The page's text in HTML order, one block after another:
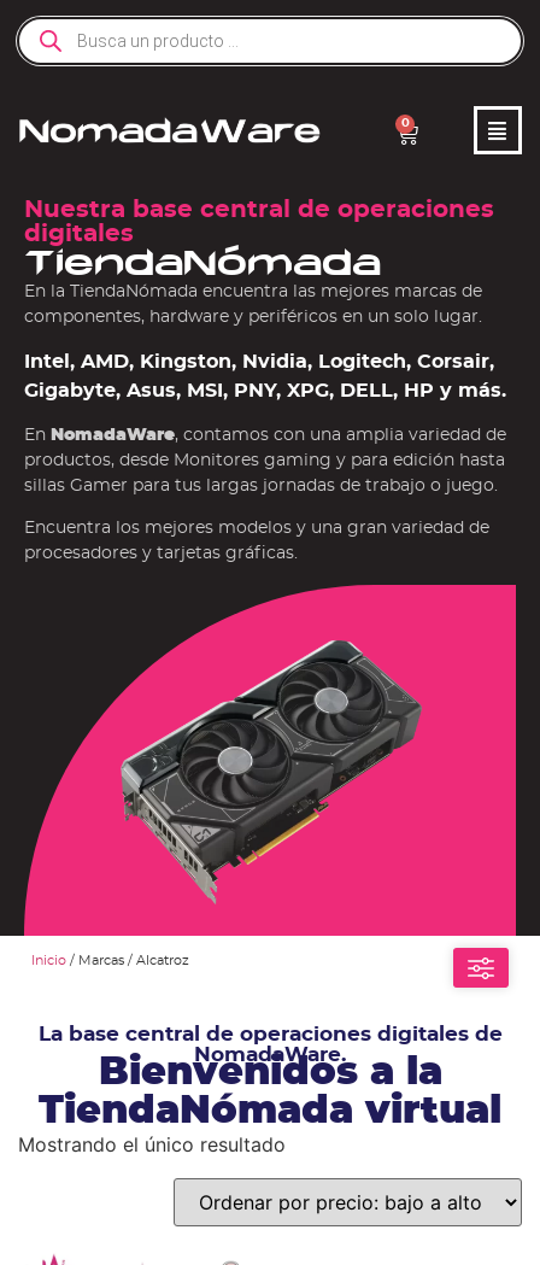
0
Nuestra base central de operaciones
digitales
TiendaNómada
En la TiendaNómada encuentra las mejores marcas de
componentes, hardware y periféricos en un solo lugar.
Intel, AMD, Kingston, Nvidia, Logitech, Corsair,
Gigabyte, Asus, MSI, PNY, XPG, DELL, HP y más.
En NomadaWare, contamos con una amplia variedad de
productos, desde Monitores gaming y para edición hasta
sillas Gamer para tus largas jornadas de trabajo o juego.
Encuentra los mejores modelos y una gran variedad de
procesadores y tarjetas gráficas.
Inicio / Marcas / Alcatroz
La base central de operaciones digitales de
NomadaWare.
Bienvenidos a la
TiendaNómada virtual
Mostrando el único resultado